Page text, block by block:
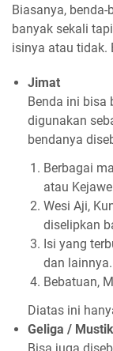
Biasanya,
banyak sekali
isinya atau tidak.
Jimat
Benda ini bisa
digunakan
bendanya
Berbagai
atau
Wesi Aji,
diselipkan
Isi yang
dan lainnya.
Bebatuan,
Diatas ini
Geliga /